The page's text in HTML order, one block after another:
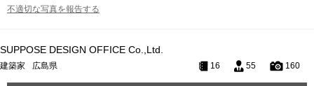
不適切な写真を報告する
SUPPOSE DESIGN OFFICE Co.,Ltd.
建築家 広島県 16 55 160